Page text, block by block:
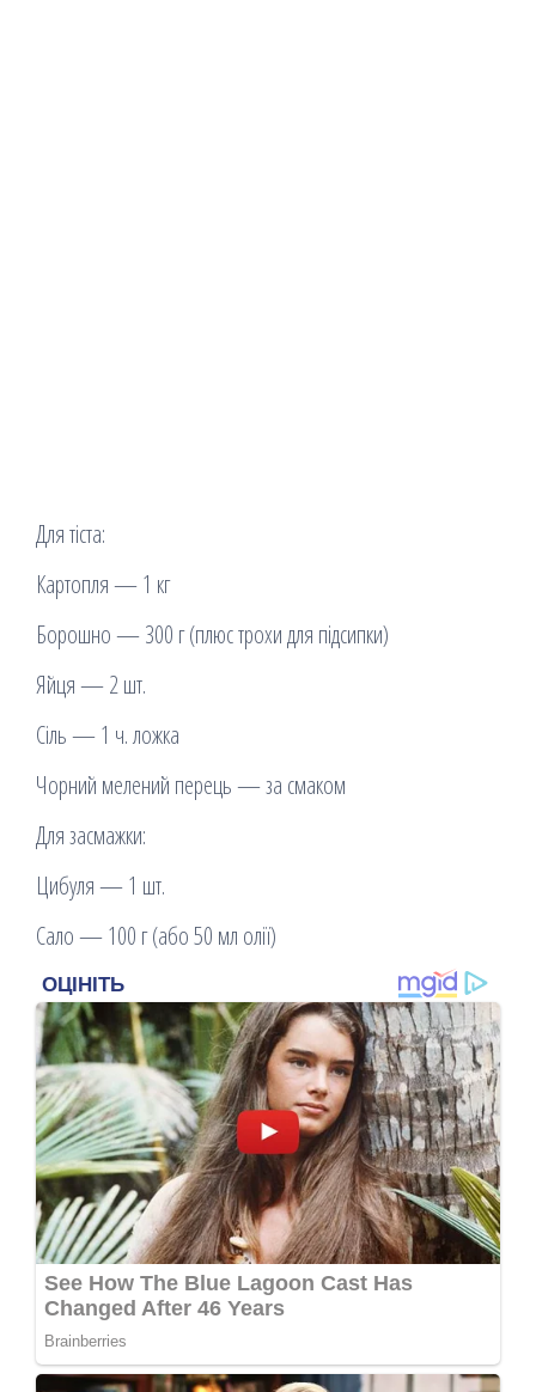
Для тіста:
Картопля — 1 кг
Борошно — 300 г (плюс трохи для підсипки)
Яйця — 2 шт.
Сіль — 1 ч. ложка
Чорний мелений перець — за смаком
Для засмажки:
Цибуля — 1 шт.
Сало — 100 г (або 50 мл олії)